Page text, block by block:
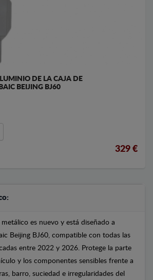
DE LA CAJA DE
BEIJING BJ60
329 €
es nuevo y está diseñado a
Beijing BJ60, compatible con todas las
entre 2022 y 2026. Protege la parte
y los componentes sensibles frente a
barro, suciedad e irregularidades del